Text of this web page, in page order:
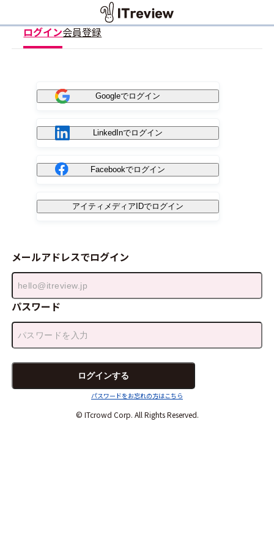
ログイン会員登録
Googleでログイン
LinkedInでログイン
Facebookでログイン
アイティメディアIDでログイン
メールアドレスでログイン
パスワード
パスワードをお忘れの方はこちら
© ITcrowd Corp. All Rights Reserved.